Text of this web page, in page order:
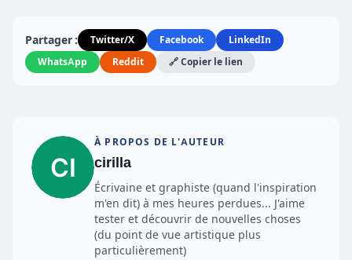
Partager : Twitter/X Facebook
LinkedIn
WhatsApp
Reddit 🔗 Copier le lien
À PROPOS DE L'AUTEUR
cirilla
Écrivaine et graphiste (quand l'inspiration
m'en dit) à mes heures perdues... J'aime
tester et découvrir de nouvelles choses
(du point de vue artistique plus
particulièrement)